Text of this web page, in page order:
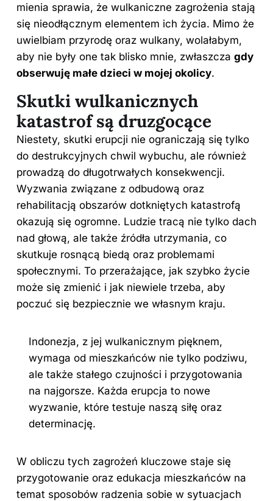
mienia sprawia, że wulkaniczne zagrożenia stają
się nieodłącznym elementem ich życia. Mimo że
uwielbiam przyrodę oraz wulkany, wolałabym,
aby nie były one tak blisko mnie, zwłaszcza gdy
obserwuję małe dzieci w mojej okolicy.
Skutki wulkanicznych
katastrof są druzgocące
Niestety, skutki erupcji nie ograniczają się tylko
do destrukcyjnych chwil wybuchu, ale również
prowadzą do długotrwałych konsekwencji.
Wyzwania związane z odbudową oraz
rehabilitacją obszarów dotkniętych katastrofą
okazują się ogromne. Ludzie tracą nie tylko dach
nad głową, ale także źródła utrzymania, co
skutkuje rosnącą biedą oraz problemami
społecznymi. To przerażające, jak szybko życie
może się zmienić i jak niewiele trzeba, aby
poczuć się bezpiecznie we własnym kraju.
Indonezja, z jej wulkanicznym pięknem,
wymaga od mieszkańców nie tylko podziwu,
ale także stałego czujności i przygotowania
na najgorsze. Każda erupcja to nowe
wyzwanie, które testuje naszą siłę oraz
determinację.
W obliczu tych zagrożeń kluczowe staje się
przygotowanie oraz edukacja mieszkańców na
temat sposobów radzenia sobie w sytuacjach